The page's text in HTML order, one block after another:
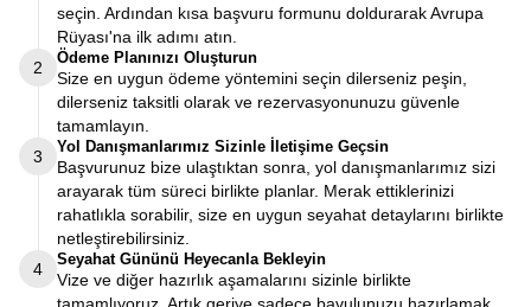
seçin. Ardından kısa başvuru formunu doldurarak Avrupa
Rüyası'na ilk adımı atın.
2
Ödeme Planınızı Oluşturun
Size en uygun ödeme yöntemini seçin dilerseniz peşin,
dilerseniz taksitli olarak ve rezervasyonunuzu güvenle
tamamlayın.
3
Yol Danışmanlarımız Sizinle İletişime Geçsin
Başvurunuz bize ulaştıktan sonra, yol danışmanlarımız sizi
arayarak tüm süreci birlikte planlar. Merak ettiklerinizi
rahatlıkla sorabilir, size en uygun seyahat detaylarını birlikte
netleştirebilirsiniz.
4
Seyahat Gününü Heyecanla Bekleyin
Vize ve diğer hazırlık aşamalarını sizinle birlikte